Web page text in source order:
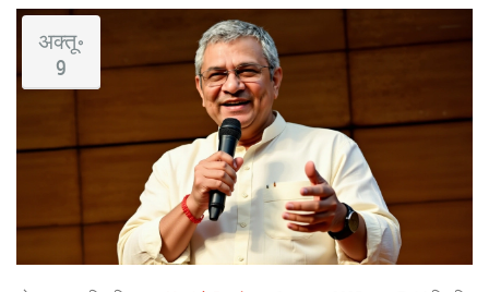
अक्तू॰
9